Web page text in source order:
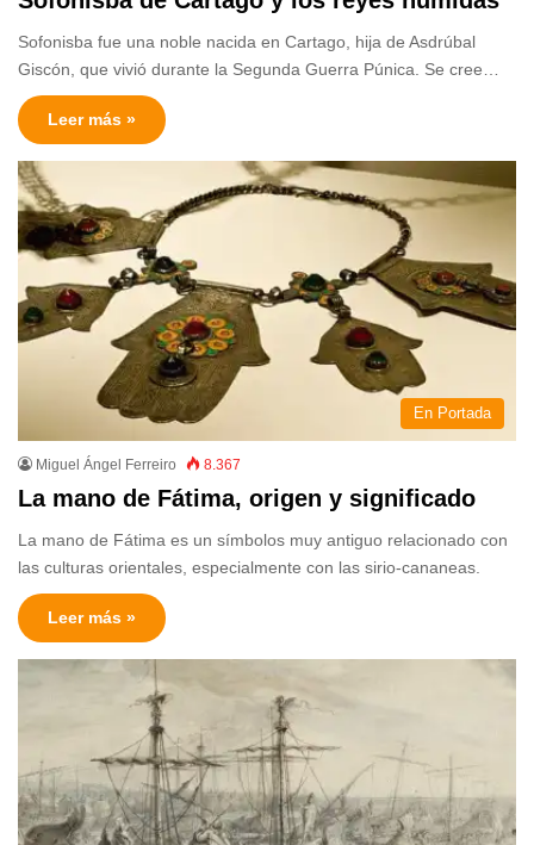
Sofonisba fue una noble nacida en Cartago, hija de Asdrúbal
Giscón, que vivió durante la Segunda Guerra Púnica. Se cree…
Leer más »
En Portada
Miguel Ángel Ferreiro 8.367
La mano de Fátima, origen y significado
La mano de Fátima es un símbolos muy antiguo relacionado con
las culturas orientales, especialmente con las sirio-cananeas.
Leer más »